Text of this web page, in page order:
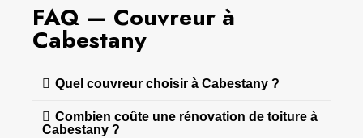
FAQ — Couvreur à
Cabestany
Quel couvreur choisir à Cabestany ?
Combien coûte une rénovation de toiture à
Cabestany ?